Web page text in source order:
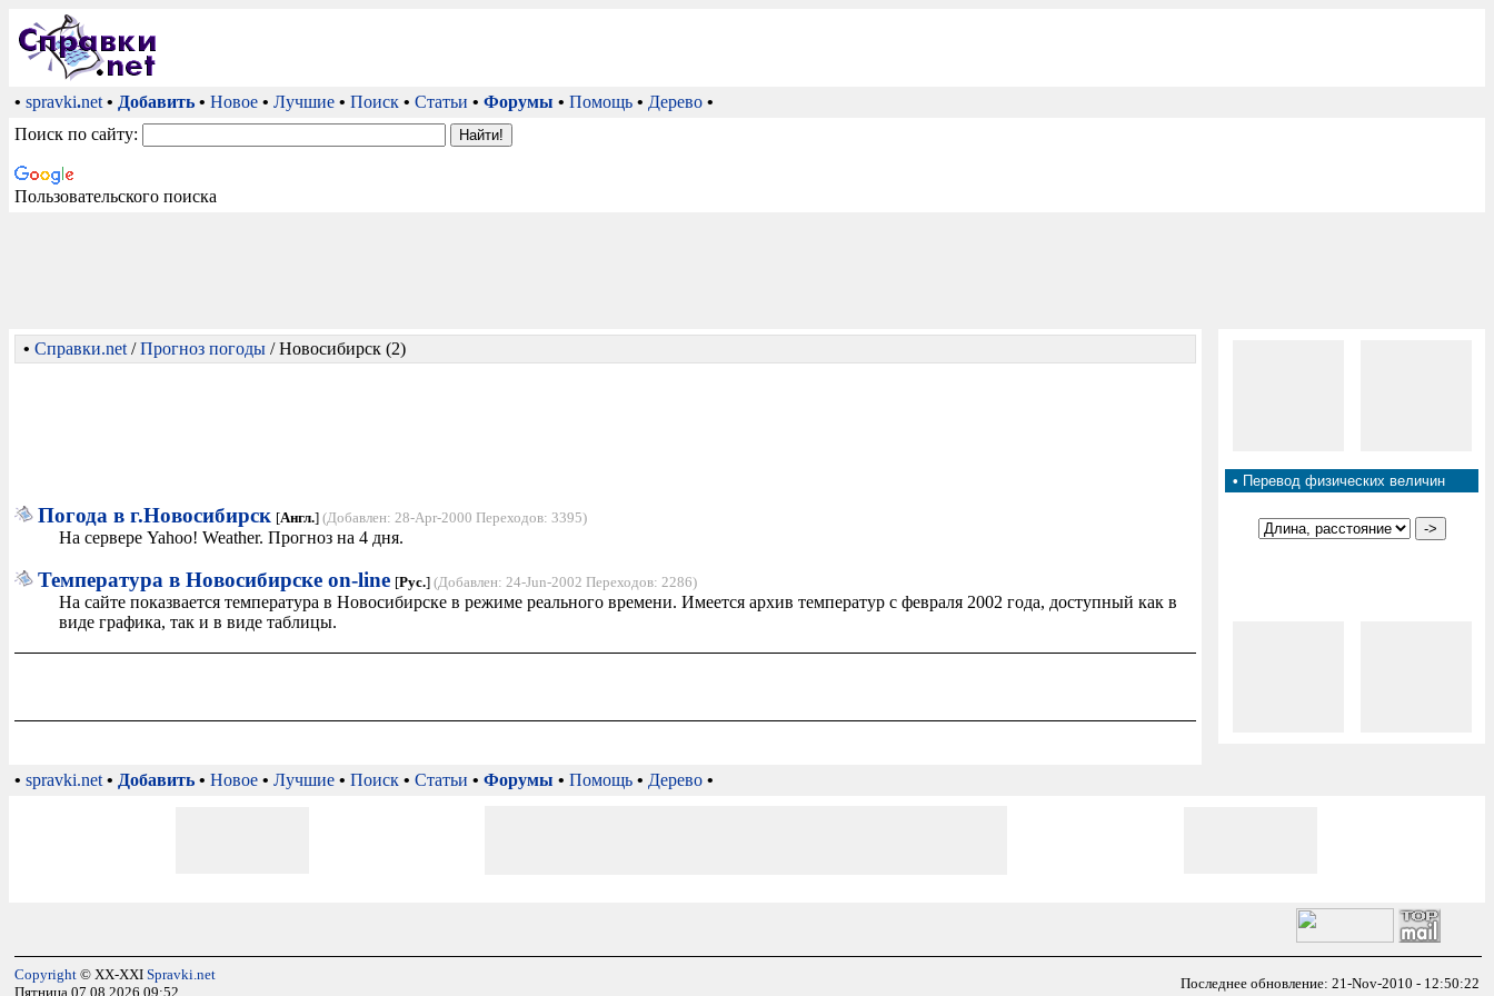
• spravki.net • Добавить • Новое • Лучшие • Поиск • Статьи • Форумы • Помощь • Дерево •
Поиск по сайту:
Пользовательского поиска
• Справки.net /Прогноз погоды / Новосибирск (2)
Погода в г.Новосибирск [Англ.] (Добавлен: 28-Apr-2000 Переходов: 3395)
На сервере Yahoo! Weather. Прогноз на 4 дня.
Температура в Новосибирске on-line [Рус.] (Добавлен: 24-Jun-2002 Переходов: 2286)
На сайте показвается температура в Новосибирске в режиме реального времени. Имеется архив температур с февраля 2002 года, доступный как в
виде графика, так и в виде таблицы.
• Перевод физических величин
• spravki.net • Добавить • Новое • Лучшие • Поиск • Статьи • Форумы • Помощь • Дерево •
Copyright © XX-XXI Spravki.net
Пятница 07.08.2026 09:52
Последнее обновление: 21-Nov-2010 - 12:50:22